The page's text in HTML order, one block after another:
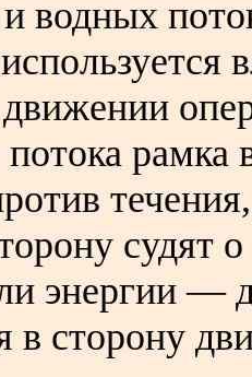
водных
судят
энергии —
в сторону